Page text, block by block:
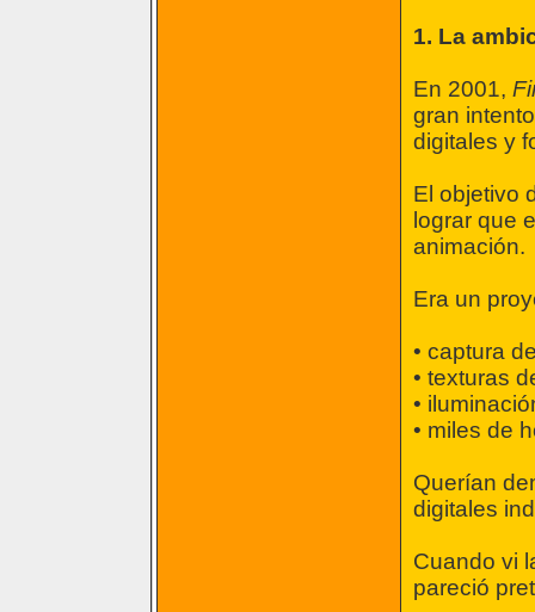
1. La
En 2001,
gran
digitales y
El objetivo
lograr que
animación.
Era un
• captura
• texturas
•
• miles de
Querían
digitales
Cuando vi
pareció